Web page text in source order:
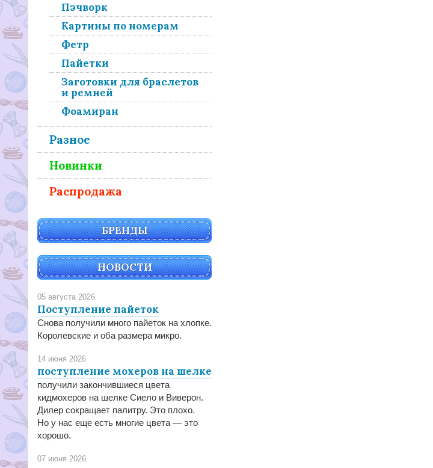
Пэчворк
Картины по номерам
Фетр
Пайетки
Заготовки для браслетов
и ремней
Фоамиран
Разное
Новинки
Распродажа
БРЕНДЫ
НОВОСТИ
05 августа 2026
Поступление пайеток
Снова получили много пайеток на хлопке.
Королевские и оба размера микро.
14 июня 2026
поступление мохеров на шелке
получили закончившиеся цвета
кидмохеров на шелке Сиело и Виверон.
Дилер сокращает палитру. Это плохо.
Но у нас еще есть многие цвета — это
хорошо.
07 июня 2026